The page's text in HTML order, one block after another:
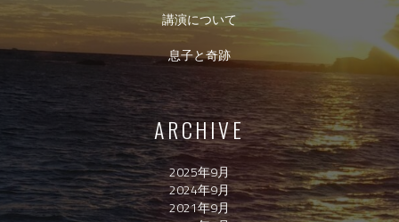
講演について
息子と奇跡
ARCHIVE
2025年9月
2024年9月
2021年9月